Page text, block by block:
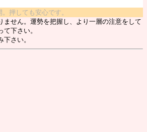
押しても安心です。
ません。運勢を把握し、より一層の注意をして
下さい。
下さい。